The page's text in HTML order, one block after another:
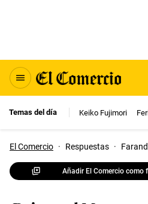
Temas del día Keiko Fujimori
El Comercio · Respuestas ·
Añadir El Comercio como